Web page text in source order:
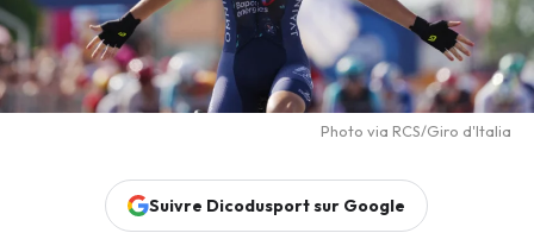
Photo via RCS/Giro d'Italia
Suivre Dicodusport sur Google